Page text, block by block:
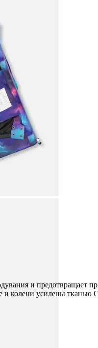
и предотвращает
и колени усилены тканью